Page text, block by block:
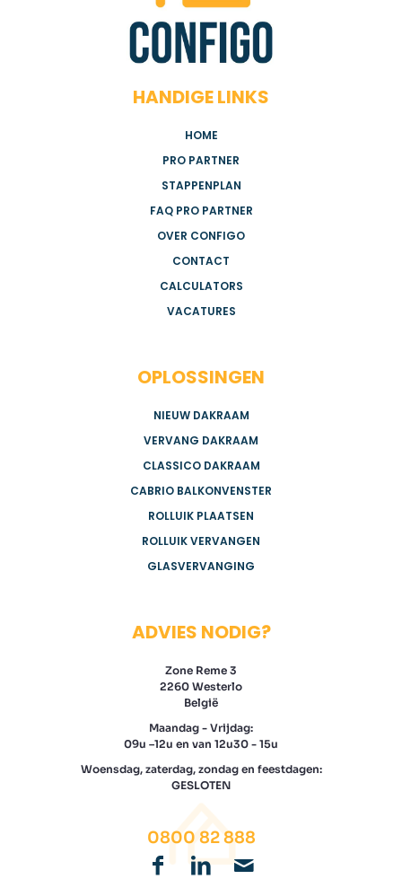
HANDIGE LINKS
HOME
PRO PARTNER
STAPPENPLAN
FAQ PRO PARTNER
OVER CONFIGO
CONTACT
CALCULATORS
VACATURES
OPLOSSINGEN
NIEUW DAKRAAM
VERVANG DAKRAAM
CLASSICO DAKRAAM
CABRIO BALKONVENSTER
ROLLUIK PLAATSEN
ROLLUIK VERVANGEN
GLASVERVANGING
ADVIES NODIG?
Zone Reme 3
2260 Westerlo
België
Maandag - Vrijdag:
09u –12u en van 12u30 - 15u
Woensdag, zaterdag, zondag en feestdagen:
GESLOTEN
0800 82 888